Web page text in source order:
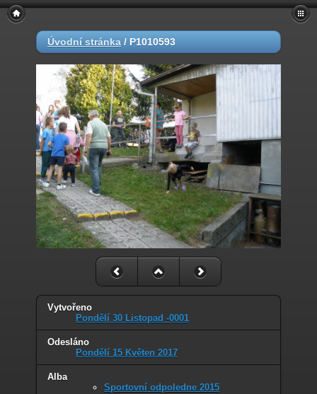
Úvodní stránka / P1010593
Vytvořeno
Pondělí 30 Listopad -0001
Odesláno
Pondělí 15 Květen 2017
Alba
Sportovní odpoledne 2015